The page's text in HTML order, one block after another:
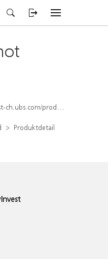
detail/index/isin/CH1579304903
Produktdetail